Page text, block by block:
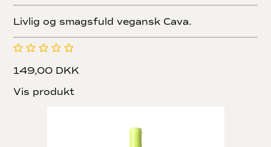
Livlig og smagsfuld vegansk Cava.
149,00 DKK
Vis produkt